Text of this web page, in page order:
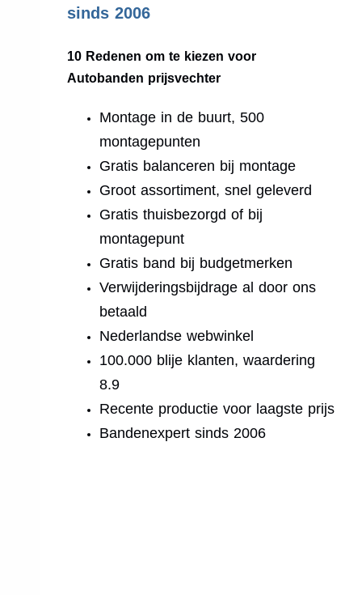
sinds 2006
10 Redenen om te kiezen voor
Autobanden prijsvechter
Montage in de buurt, 500
montagepunten
Gratis balanceren bij montage
Groot assortiment, snel geleverd
Gratis thuisbezorgd of bij
montagepunt
Gratis band bij budgetmerken
Verwijderingsbijdrage al door ons
betaald
Nederlandse webwinkel
100.000 blije klanten, waardering
8.9
Recente productie voor laagste prijs
Bandenexpert sinds 2006